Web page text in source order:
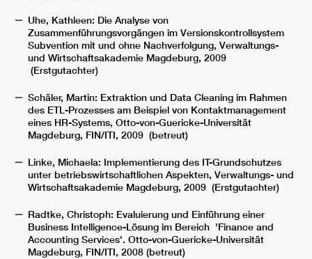
Uhe, Kathleen: Die Analyse von
Zusammenführungsvorgängen im Versionskontrollsystem
Subvention mit und ohne Nachverfolgung, Verwaltungs-
und Wirtschaftsakademie Magdeburg, 2009
(Erstgutachter)
Schäler, Martin: Extraktion und Data Cleaning im Rahmen
des ETL-Prozesses am Beispiel von Kontaktmanagement
eines HR-Systems, Otto-von-Guericke-Universität
Magdeburg, FIN/ITI, 2009 (betreut)
Linke, Michaela: Implementierung des IT-Grundschutzes
unter betriebswirtschaftlichen Aspekten, Verwaltungs- und
Wirtschaftsakademie Magdeburg, 2009 (Erstgutachter)
Radtke, Christoph: Evaluierung und Einführung einer
Business Intelligence-Lösung im Bereich 'Finance and
Accounting Services'. Otto-von-Guericke-Universität
Magdeburg, FIN/ITI, 2008 (betreut)